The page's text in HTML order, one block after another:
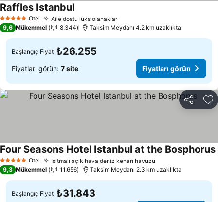
5 Yıldız Otel Aile dostu lüks olanaklarFiyatları görün
Raffles IstanbulFiyatları görün
9,6 Mükemmel 8.344 Taksim Meydanı 4.2 km uzaklıkta
Başlangıç Fiyatı ₺26.255
Fiyatları görün: 7 site Fiyatları görün
Paylaş
5 Yıldız Otel Isıtmalı açık hava deniz kenarı havuzu
Four Seasons Hotel Istanbul at the Bosphorus
9,3 Mükemmel 11.656 Taksim Meydanı 2.3 km uzaklıkta
Başlangıç Fiyatı ₺31.843